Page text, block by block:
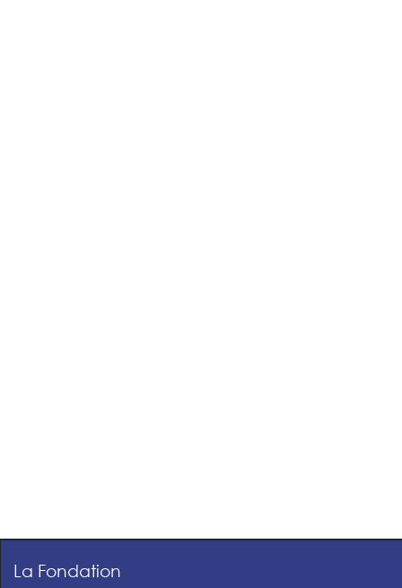
La Fondation